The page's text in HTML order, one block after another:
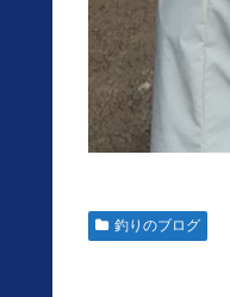
釣りのブログ